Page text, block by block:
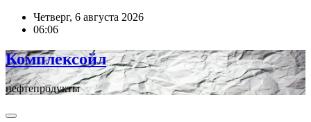
ПерейтиЧетверг, 6 августа 2026
06:06
Комплексойл
нефтепродукты